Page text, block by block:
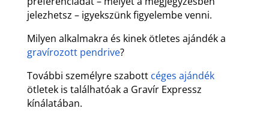
jelezhetsz – igyekszünk figyelembe venni.
Milyen alkalmakra és kinek ötletes ajándék a
gravírozott pendrive?
További személyre szabott céges ajándék
ötletek is találhatóak a Gravír Expressz
kínálatában.